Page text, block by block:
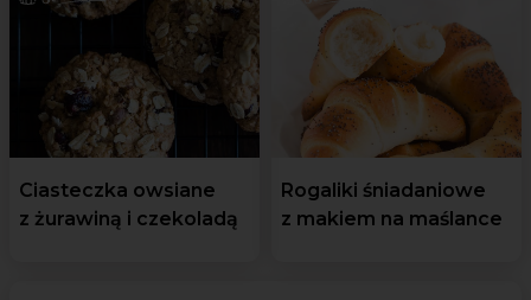
Ciasteczka owsiane
z żurawiną i czekoladą
Rogaliki śniadaniowe
z makiem na maślance